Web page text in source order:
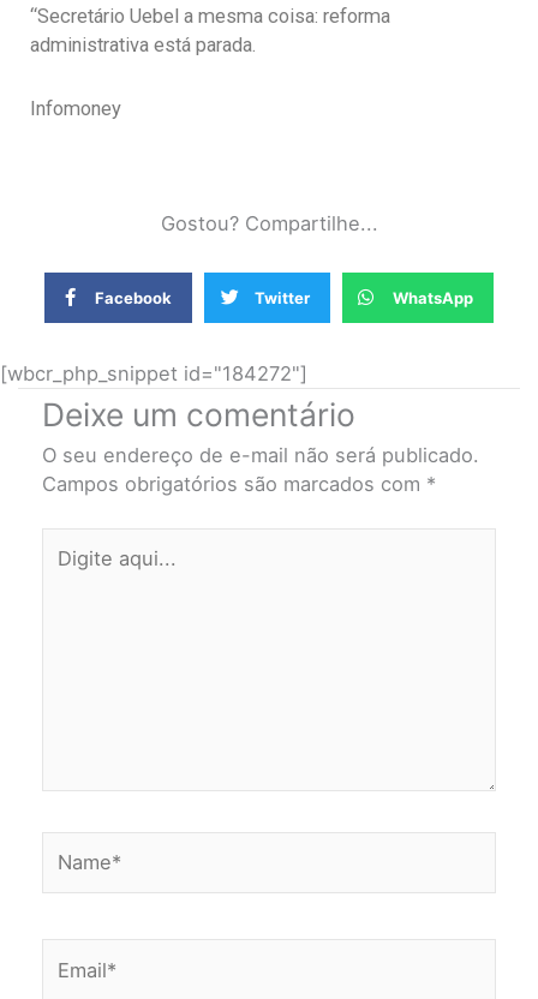
“Secretário Uebel a mesma coisa: reforma
administrativa está parada.
Infomoney
Gostou? Compartilhe...
Facebook Twitter WhatsApp
[wbcr_php_snippet id="184272"]
Deixe um comentário
O seu endereço de e-mail não será publicado.
Campos obrigatórios são marcados com *
aqui...